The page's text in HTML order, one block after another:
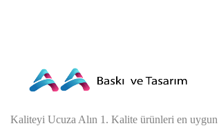
Kaliteyi Ucuza Alın 1. Kalite ürünleri en uygun